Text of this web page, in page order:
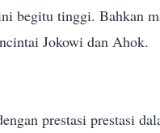
begitu tinggi. Bahkan
Jokowi dan Ahok.
prestasi prestasi